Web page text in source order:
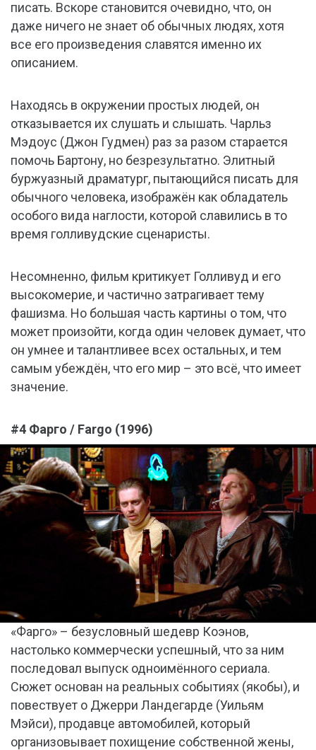
писать. Вскоре становится очевидно, что, он
даже ничего не знает об обычных людях, хотя
все его произведения славятся именно их
описанием.
Находясь в окружении простых людей, он
отказывается их слушать и слышать. Чарльз
Мэдоус (Джон Гудмен) раз за разом старается
помочь Бартону, но безрезультатно. Элитный
буржуазный драматург, пытающийся писать для
обычного человека, изображён как обладатель
особого вида наглости, которой славились в то
время голливудские сценаристы.
Несомненно, фильм критикует Голливуд и его
высокомерие, и частично затрагивает тему
фашизма. Но большая часть картины о том, что
может произойти, когда один человек думает, что
он умнее и талантливее всех остальных, и тем
самым убеждён, что его мир – это всё, что имеет
значение.
#4 Фарго / Fargo (1996)
«Фарго» – безусловный шедевр Коэнов,
настолько коммерчески успешный, что за ним
последовал выпуск одноимённого сериала.
Сюжет основан на реальных событиях (якобы), и
повествует о Джерри Ландегарде (Уильям
Мэйси), продавце автомобилей, который
организовывает похищение собственной жены,